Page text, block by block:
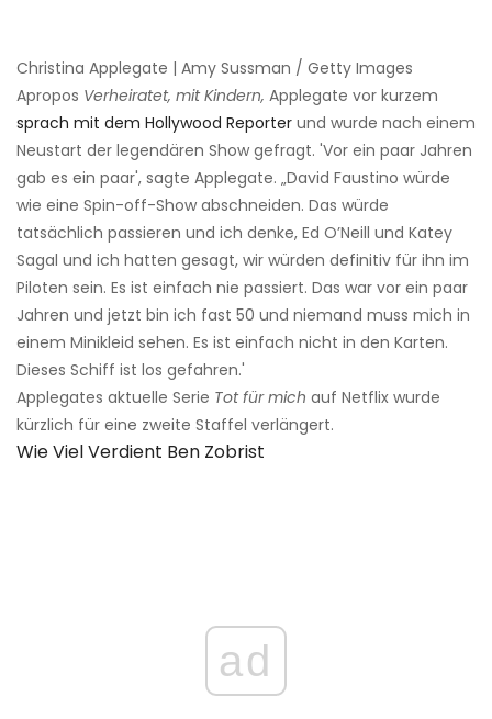
Christina Applegate | Amy Sussman / Getty Images
Apropos Verheiratet, mit Kindern, Applegate vor kurzem
sprach mit dem Hollywood Reporter und wurde nach einem
Neustart der legendären Show gefragt. 'Vor ein paar Jahren
gab es ein paar', sagte Applegate. „David Faustino würde
wie eine Spin-off-Show abschneiden. Das würde
tatsächlich passieren und ich denke, Ed O’Neill und Katey
Sagal und ich hatten gesagt, wir würden definitiv für ihn im
Piloten sein. Es ist einfach nie passiert. Das war vor ein paar
Jahren und jetzt bin ich fast 50 und niemand muss mich in
einem Minikleid sehen. Es ist einfach nicht in den Karten.
Dieses Schiff ist los gefahren.'
Applegates aktuelle Serie Tot für mich auf Netflix wurde
kürzlich für eine zweite Staffel verlängert.
Wie Viel Verdient Ben Zobrist
ad